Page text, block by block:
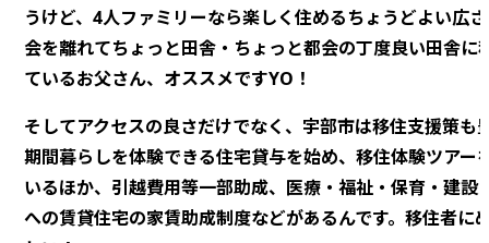
うけど、4人ファミリーなら楽しく住めるちょうどよい広
会を離れてちょっと田舎・ちょっと都会の丁度良い田舎に
ているお父さん、オススメですYO！
そしてアクセスの良さだけでなく、宇部市は移住支援策も
期間暮らしを体験できる住宅貸与を始め、移住体験ツアー
いるほか、引越費用等一部助成、医療・福祉・保育・建設
への賃貸住宅の家賃助成制度などがあるんです。移住者に